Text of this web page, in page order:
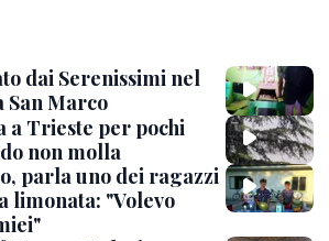
dai Serenissimi nel
San Marco
a Trieste per pochi
non molla
parla uno dei ragazzi
limonata: "Volevo